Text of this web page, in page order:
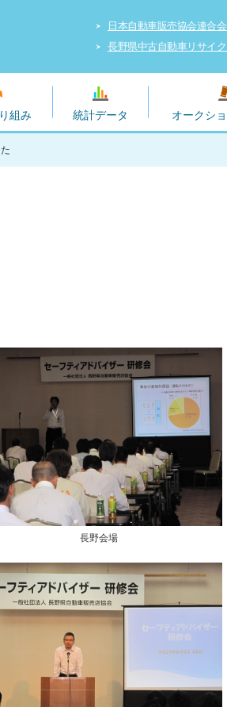
日本自動車販売協会連合
長野県中古自動車リサイ
組み 統計データ オークシ
野会場